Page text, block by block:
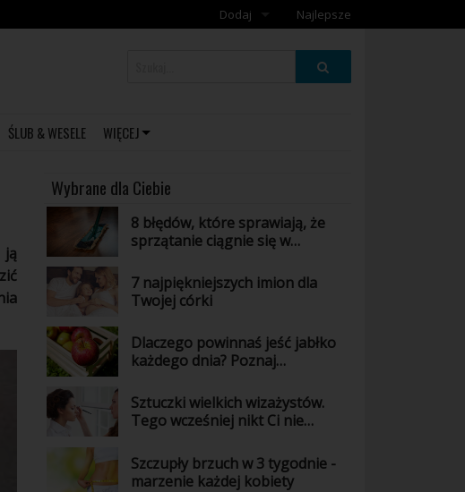
Dodaj
Najlepsze
ŚLUB & WESELE WIĘCEJ
ją
Wybrane dla Ciebie
8 błędów, które sprawiają, że
sprzątanie ciągnie się w
7 najpiękniejszych imion dla
Twojej córki
Dlaczego powinnaś jeść jabłko
każdego dnia? Poznaj
owocu
Sztuczki wielkich wizażystów.
Tego wcześniej nikt Ci nie
Szczupły brzuch w 3 tygodnie -
marzenie każdej kobiety